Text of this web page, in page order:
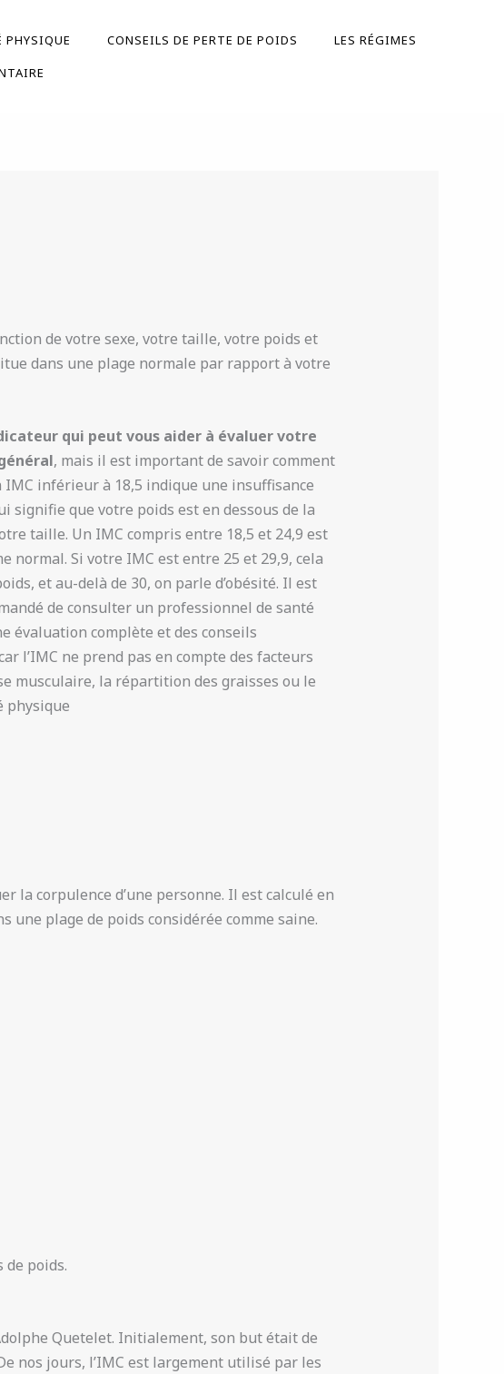
CONSEILS DE PERTE DE POIDS
LES RÉGIMES
de votre sexe, votre taille, votre poids et
dans une plage normale par rapport à votre
qui peut vous aider à évaluer votre
, mais il est important de savoir comment
IMC inférieur à 18,5 indique une insuffisance
signifie que votre poids est en dessous de la
taille. Un IMC compris entre 18,5 et 24,9 est
normal. Si votre IMC est entre 25 et 29,9, cela
et au-delà de 30, on parle d’obésité. Il est
de consulter un professionnel de santé
évaluation complète et des conseils
l’IMC ne prend pas en compte des facteurs
musculaire, la répartition des graisses ou le
physique
la corpulence d’une personne. Il est calculé en
une plage de poids considérée comme saine.
poids.
Quetelet. Initialement, son but était de
nos jours, l’IMC est largement utilisé par les